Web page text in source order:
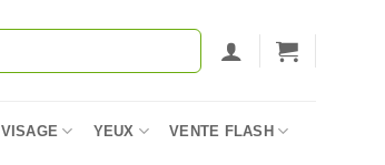
VISAGE YEUX VENTE FLASH